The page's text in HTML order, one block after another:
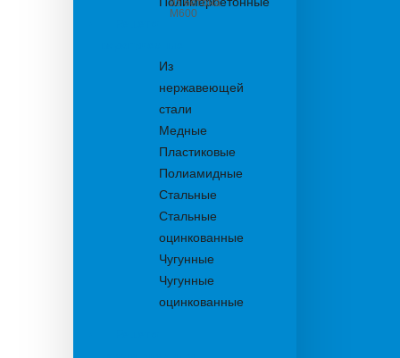
из бетона
М600
Из
нержавеющей
стали
Медные
Пластиковые
Полиамидные
Стальные
Стальные
оцинкованные
Чугунные
Чугунные
оцинкованные